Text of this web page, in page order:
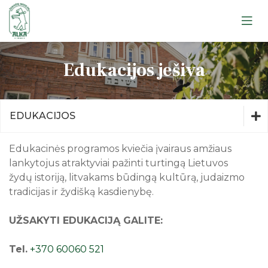
Apie muziejų
Lankytojams
Edukacijos
Straipsniai
Apie muziejų
Lankytojams
Edukacijos
Telšių apskrities žydų gelbėtojai
Atminimo ženklas
Telšiai. Atminties knyga
Edukacijos ješiva
EDUKACIJOS
Apie muziejų
Lankytojams
Edukacinės programos kviečia įvairaus amžiaus
lankytojus atraktyviai pažinti turtingą Lietuvos
žydų istoriją, litvakams būdingą kultūrą, judaizmo
tradicijas ir žydišką kasdienybę.
UŽSAKYTI EDUKACIJĄ GALITE:
Tel. +370 60060 521